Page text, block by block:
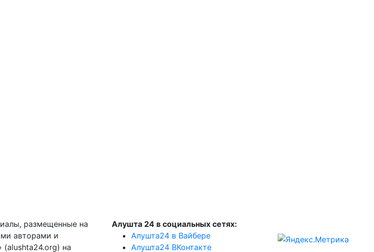
размещенные на
авторами и
(alushta24.org) на
Алушта 24 в социальных сетях:
Алушта24 в Вайбере
Алушта24 ВКонтакте